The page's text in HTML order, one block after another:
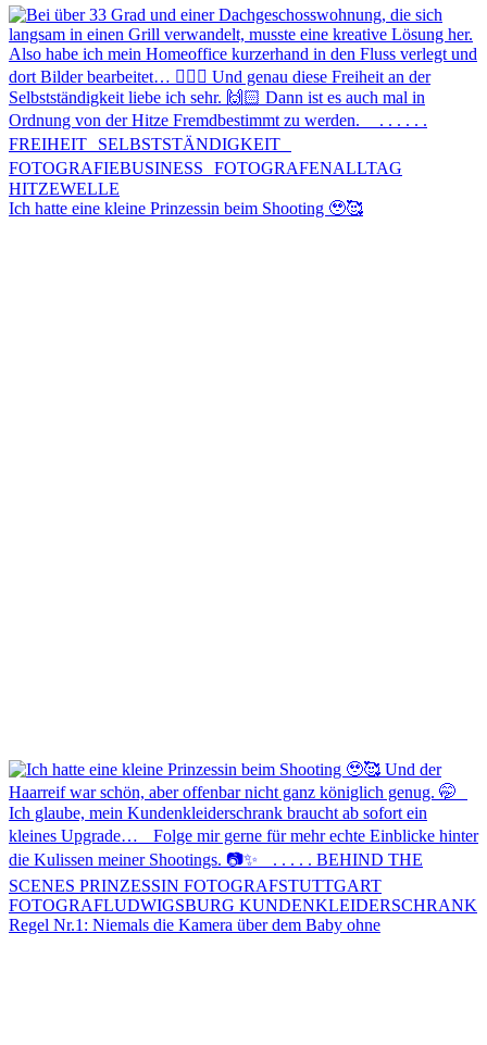
Ich hatte eine kleine Prinzessin beim Shooting 🥹🥰
Regel Nr.1: Niemals die Kamera über dem Baby ohne